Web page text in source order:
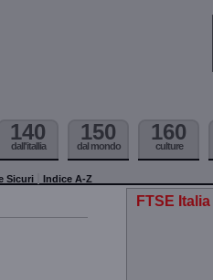
140
dall'itallia
150
dal mondo
160
culture
Sicuri Indice A-Z
FTSE